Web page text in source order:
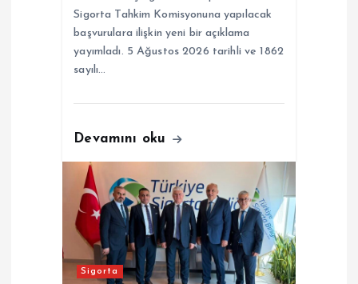
Sigorta Tahkim Komisyonuna yapılacak
başvurulara ilişkin yeni bir açıklama
yayımladı. 5 Ağustos 2026 tarihli ve 1862
sayılı…
Devamını oku
Sigorta